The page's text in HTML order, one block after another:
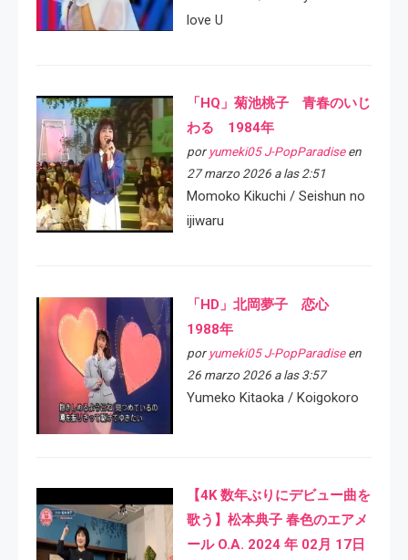
love U
「HQ」菊池桃子 青春のいじ
わる 1984年
por yumeki05 J-PopParadiseen
27 marzo 2026 a las 2:51
Momoko Kikuchi / Seishun no
ijiwaru
「HD」北岡夢子 恋心
1988年
por yumeki05 J-PopParadiseen
26 marzo 2026 a las 3:57
Yumeko Kitaoka / Koigokoro
【4K 数年ぶりにデビュー曲を
歌う】松本典子 春色のエアメ
ール O.A. 2024 年 02月 17日